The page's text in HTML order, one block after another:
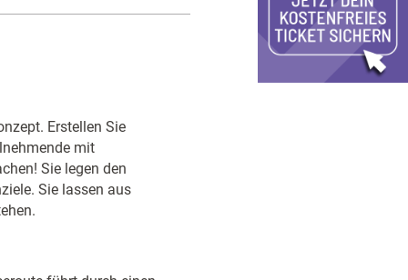
Erstellen Sie
mit
Sie legen den
Sie lassen aus